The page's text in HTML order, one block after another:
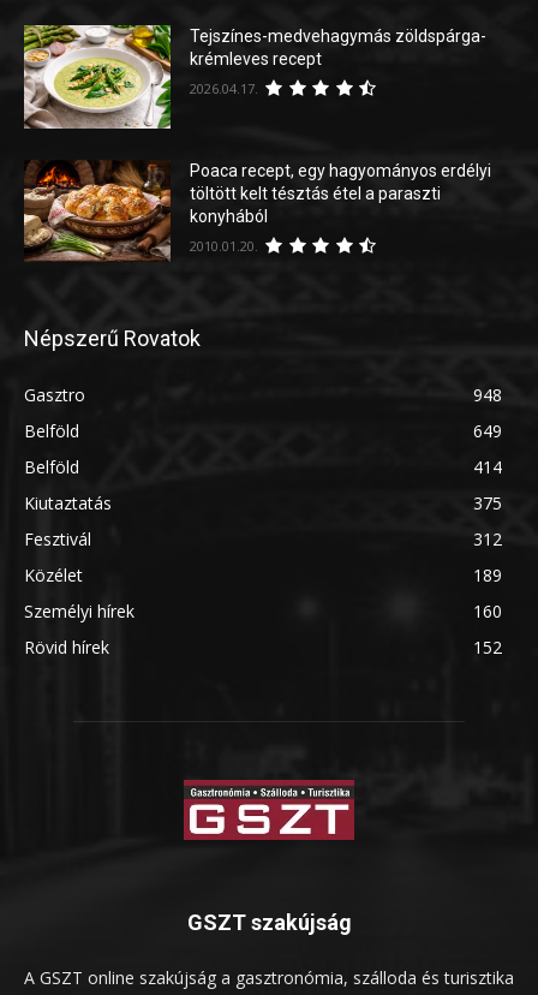
Tejszínes-medvehagymás zöldspárga-
krémleves recept
2026.04.17.
Poaca recept, egy hagyományos erdélyi
töltött kelt tésztás étel a paraszti
konyhából
2010.01.20.
Népszerű Rovatok
Gasztro
948
Belföld
649
Belföld
414
Kiutaztatás
375
Fesztivál
312
Közélet
189
Személyi hírek
160
Rövid hírek
152
GSZT szakújság
A GSZT online szakújság a gasztronómia, szálloda és turisztika